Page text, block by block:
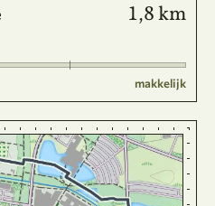
1,8 km
makkelijk